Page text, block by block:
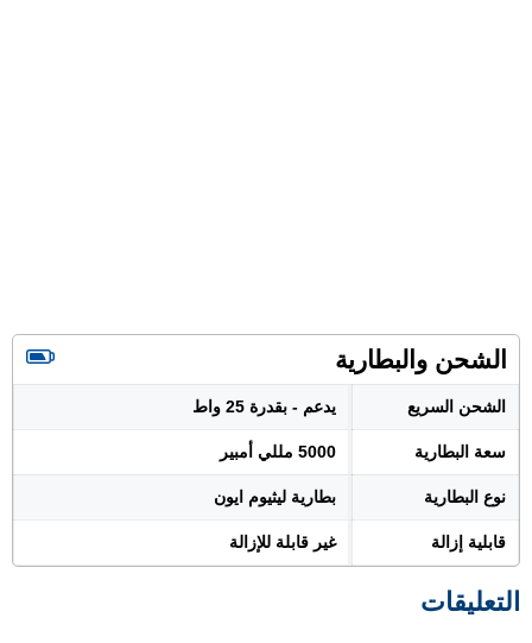
الشحن والبطارية
الشحن السريع يدعم - بقدرة 25 واط
سعة البطارية 5000 مللي أمبير
نوع البطارية بطارية ليثيوم ايون
قابلية إزالة غير قابلة للإزالة
التعليقات